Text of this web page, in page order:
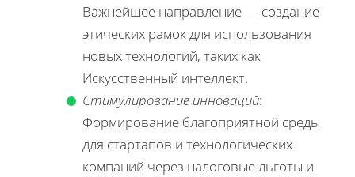
Важнейшее направление — создание
этических рамок для использования
новых технологий, таких как
Искусственный интеллект.
Стимулирование инноваций:
Формирование благоприятной среды
для стартапов и технологических
компаний через налоговые льготы и